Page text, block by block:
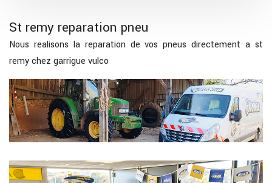
St remy reparation pneu
Nous realisons la reparation de vos pneus directement a st
remy chez garrigue vulco